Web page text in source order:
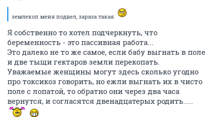
землекоп меня подвел, зараза такая
Я собственно то хотел подчеркнуть, что
беременность - это пассивная работа...
Это далеко не то же самое, если бабу выгнать в поле
и две тыщи гектаров земли перекопать.
Уважаемые женщины могут здесь сколько угодно
про токсикоз говорить, но ежли выгнать их в чисто
поле с лопатой, то обратно они через два часа
вернутся, и согласятся двенадцатерых родить.....